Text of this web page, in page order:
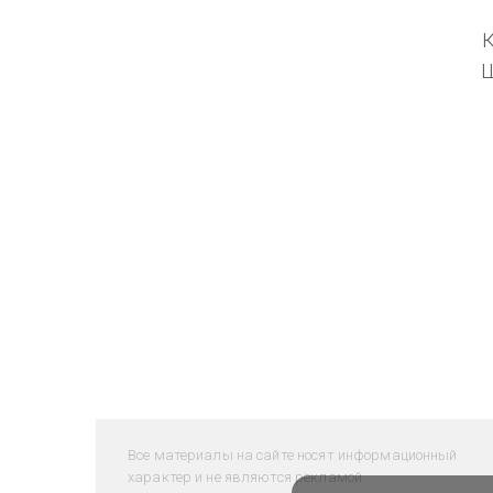
Все материалы на сайте носят информационный
характер и не являются рекламой.